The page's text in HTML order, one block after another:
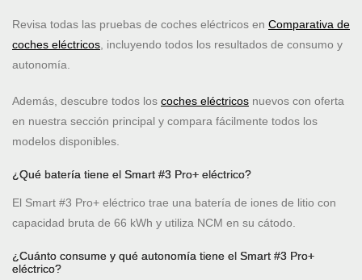
Revisa todas las pruebas de coches eléctricos en Comparativa de
coches eléctricos , incluyendo todos los resultados de consumo y
autonomía.
Además, descubre todos los coches eléctricos nuevos con oferta
en nuestra sección principal y compara fácilmente todos los
modelos disponibles.
¿Qué batería tiene el Smart #3 Pro+ eléctrico?
El Smart #3 Pro+ eléctrico trae una batería de iones de litio con
capacidad bruta de 66 kWh y utiliza NCM en su cátodo.
¿Cuánto consume y qué autonomía tiene el Smart #3 Pro+
eléctrico?